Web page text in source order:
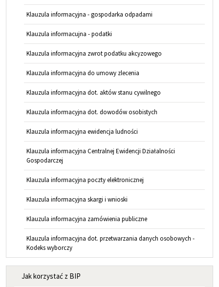
Klauzula informacyjna - gospodarka odpadami
Klauzula informacujna - podatki
Klauzula informacyjna zwrot podatku akcyzowego
Klauzula informacyjna do umowy zlecenia
Klauzula informacyjna dot. aktów stanu cywilnego
Klauzula informacyjna dot. dowodów osobistych
Klauzula informacyjna ewidencja ludności
Klauzula informacyjna Centralnej Ewidencji Działalności
Gospodarczej
Klauzula informacyjna poczty elektronicznej
Klauzula informacyjna skargi i wnioski
Klauzula informacyjna zamówienia publiczne
Klauzula informacyjna dot. przetwarzania danych osobowych -
Kodeks wyborczy
MENU INFORMACYJNE
Jak korzystać z BIP